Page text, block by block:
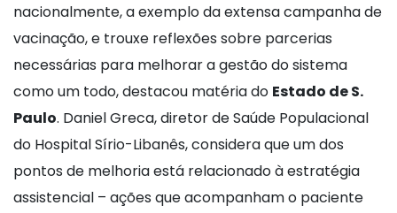
nacionalmente, a exemplo da extensa campanha de
vacinação, e trouxe reflexões sobre parcerias
necessárias para melhorar a gestão do sistema
como um todo, destacou matéria do Estado de S.
Paulo. Daniel Greca, diretor de Saúde Populacional
do Hospital Sírio-Libanês, considera que um dos
pontos de melhoria está relacionado à estratégia
assistencial – ações que acompanham o paciente